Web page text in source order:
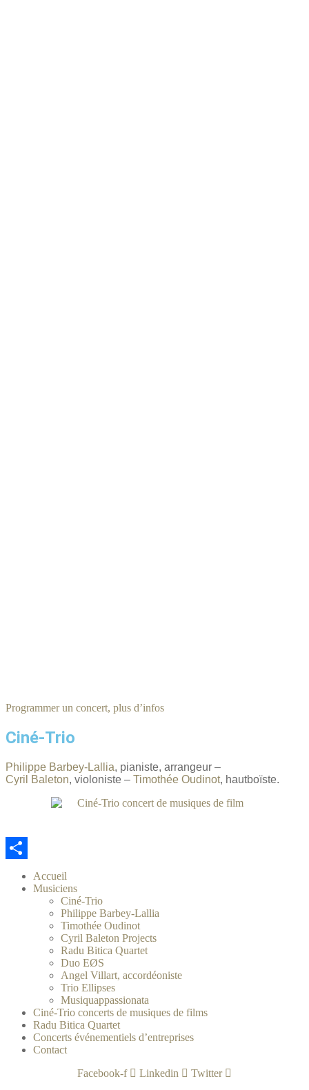
Programmer un concert, plus d’infos
Ciné-Trio
Philippe Barbey-Lallia, pianiste, arrangeur –
Cyril Baleton, violoniste – Timothée Oudinot, hautboïste.
Partager
Accueil
Musiciens
Ciné-Trio
Philippe Barbey-Lallia
Timothée Oudinot
Cyril Baleton Projects
Radu Bitica Quartet
Duo EØS
Angel Villart, accordéoniste
Trio Ellipses
Musiquappassionata
Ciné-Trio concerts de musiques de films
Radu Bitica Quartet
Concerts événementiels d’entreprises
Contact
Facebook-f
Linkedin Twitter